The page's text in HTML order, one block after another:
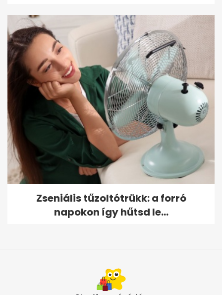
Zseniális tűzoltótrükk: a forró
napokon így hűtsd le...